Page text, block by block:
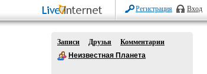
Регистрация Вход
Записи Друзья
Комментарии
Неизвестная Планета